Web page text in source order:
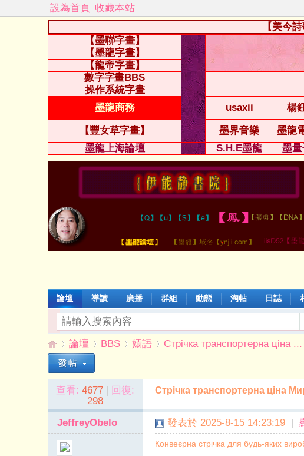
設為首頁 收藏本站
【美今
【墨聯字畫】
【墨龍字畫】
【龍帝字畫】
數字字畫BBS
操作系統字畫
墨龍商務
usaxii 楊
【豐女草字畫】 墨界音樂 墨龍
墨龍上海論壇
S.H.E墨龍 墨
論壇 導讀 廣播 群組 動態 淘帖 日誌
伊»
論壇
›
BBS
›
嫣語
›
Стрічка транспортерна ціна ...
查看: 4677 | 回復:
298
Стрічка транспортерна ціна
JeffreyObelo 發表於 2025-8-15 14:23:19 |
Конвеєрна стрічка для будь-яких